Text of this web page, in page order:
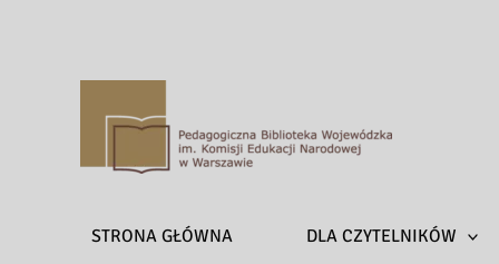
a
g
STRONA GŁÓWNA DLA CZYTELNIKÓW